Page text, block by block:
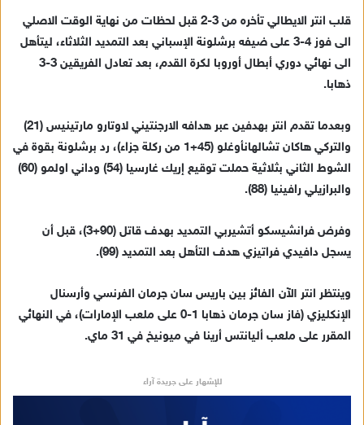
ل
ب
ر
ا
إ
ل
ك
و
قلب انتر الايطالي تأخره من 3-2 قبل لحظات من نهاية الوقت الاصلي
الى فوز 4-3 على ضيفه برشلونة الإسباني بعد التمديد الثلاثاء، ليتأهل
الى نهائي دوري أبطال أوروبا لكرة القدم، بعد تعادل الفريقين 3-3
ذهابا.
وبعدما تقدم انتر بهدفين عبر هدافه الارجنتيني لاوتارو مارتينيس (21)
والتركي هاكان تشالهانأوغلو (45+1 من ركلة جزاء)، رد برشلونة بقوة في
الشوط الثاني بثلاثية حملت توقيع إريك غارسيا (54) وداني اولمو (60)
والبرازيلي رافينيا (88).
وفرض فرانشيسكو أتشيربي التمديد بهدف قاتل (90+3)، قبل أن
يسجل دافيدي فراتيزي هدف التأهل بعد التمديد (99).
وينتظر انتر الآن الفائز بين باريس سان جرمان الفرنسي وأرسنال
الإنكليزي (فاز سان جرمان ذهابا 1-0 على ملعب الإمارات)، في النهائي
المقرر على ملعب أليانتس أرينا في ميونيخ في 31 ماي.
للإشهار على جريدة آراء